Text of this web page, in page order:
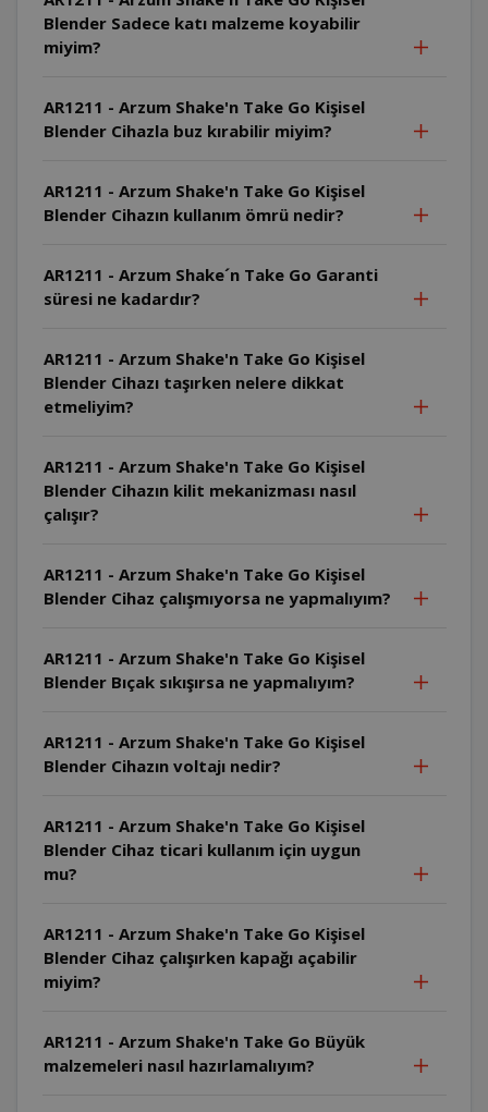
Blender Sadece katı malzeme koyabilir
miyim?
AR1211 - Arzum Shake'n Take Go Kişisel
Blender Cihazla buz kırabilir miyim?
AR1211 - Arzum Shake'n Take Go Kişisel
Blender Cihazın kullanım ömrü nedir?
AR1211 - Arzum Shake´n Take Go Garanti
süresi ne kadardır?
AR1211 - Arzum Shake'n Take Go Kişisel
Blender Cihazı taşırken nelere dikkat
etmeliyim?
AR1211 - Arzum Shake'n Take Go Kişisel
Blender Cihazın kilit mekanizması nasıl
çalışır?
AR1211 - Arzum Shake'n Take Go Kişisel
Blender Cihaz çalışmıyorsa ne yapmalıyım?
AR1211 - Arzum Shake'n Take Go Kişisel
Blender Bıçak sıkışırsa ne yapmalıyım?
AR1211 - Arzum Shake'n Take Go Kişisel
Blender Cihazın voltajı nedir?
AR1211 - Arzum Shake'n Take Go Kişisel
Blender Cihaz ticari kullanım için uygun
mu?
AR1211 - Arzum Shake'n Take Go Kişisel
Blender Cihaz çalışırken kapağı açabilir
miyim?
AR1211 - Arzum Shake'n Take Go Büyük
malzemeleri nasıl hazırlamalıyım?